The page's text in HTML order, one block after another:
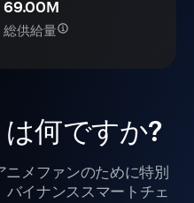
何ですか?
メファンのために特別
イナンススマートチェ
69.00M
総供給量